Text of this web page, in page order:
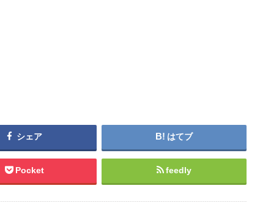
シェア はてブ
Pocket feedly